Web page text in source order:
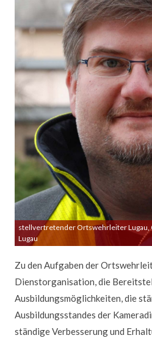
stellvertretender Ortswehrleiter Lugau,
Lugau
Zu den Aufgaben der
Dienstorganisation, die
Ausbildungsmöglichkeiten, die
Ausbildungsstandes der
ständige Verbesserung und